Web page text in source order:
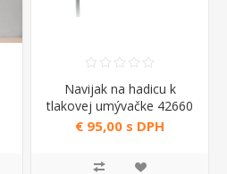
Navijak na hadicu k
tlakovej umývačke 42660
Annovi Reverberi
€ 95,00 s DPH